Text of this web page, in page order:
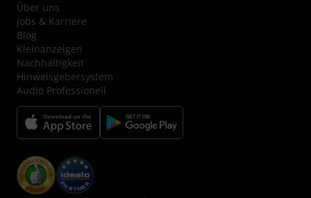
Über uns
Jobs & Karriere
Blog
Kleinanzeigen
Nachhaltigkeit
Hinweisgebersystem
Audio Professionell